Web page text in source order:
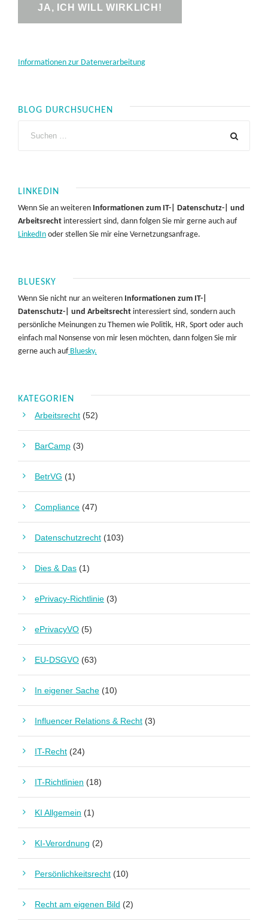
Informationen zur Datenverarbeitung
BLOG DURCHSUCHEN
LINKEDIN
Wenn Sie an weiteren Informationen zum IT-| Datenschutz-| und
Arbeitsrecht interessiert sind, dann folgen Sie mir gerne auch auf
LinkedIn oder stellen Sie mir eine Vernetzungsanfrage.
BLUESKY
Wenn Sie nicht nur an weiteren Informationen zum IT-|
Datenschutz-| und Arbeitsrecht interessiert sind, sondern auch
persönliche Meinungen zu Themen wie Politik, HR, Sport oder auch
einfach mal Nonsense von mir lesen möchten, dann folgen Sie mir
gerne auch aufBluesky.
KATEGORIEN
Arbeitsrecht (52)
BarCamp (3)
BetrVG (1)
Compliance (47)
Datenschutzrecht (103)
Dies & Das (1)
ePrivacy-Richtlinie (3)
ePrivacyVO (5)
EU-DSGVO (63)
In eigener Sache (10)
Influencer Relations & Recht (3)
IT-Recht (24)
IT-Richtlinien (18)
KI Allgemein (1)
KI-Verordnung (2)
Persönlichkeitsrecht (10)
Recht am eigenen Bild (2)